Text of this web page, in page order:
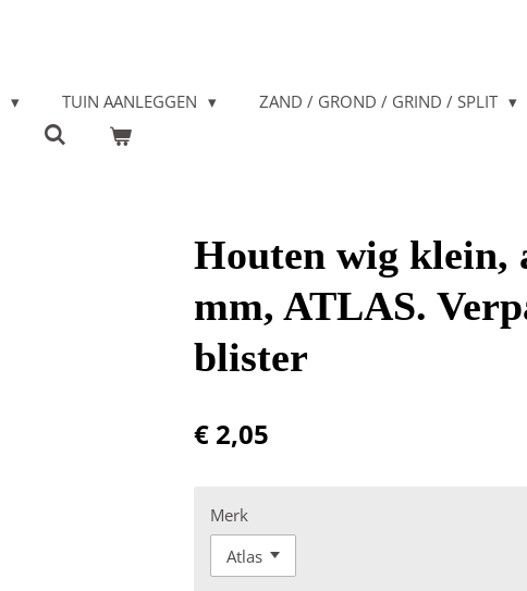
TUIN AANLEGGEN ZAND / GROND / GRIND / SPLIT
Houten wig klein,
mm, ATLAS.
blister
€ 2,05
Merk